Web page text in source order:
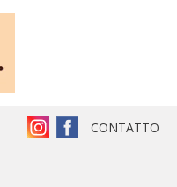
CONTATTO